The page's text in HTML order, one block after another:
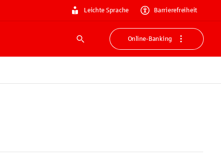
Leichte Sprache Barrierefreiheit
Suche
Online-Banking